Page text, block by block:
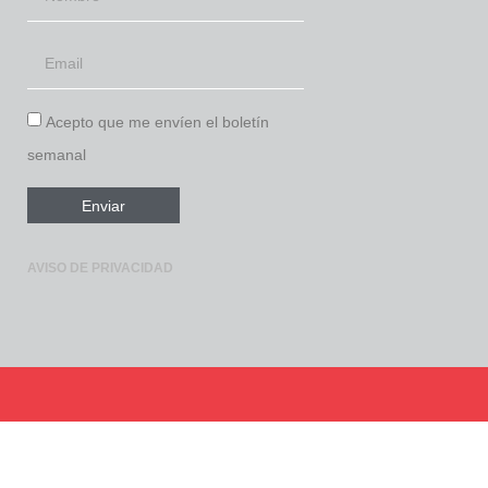
Acepto que me envíen el boletín
semanal
Enviar
AVISO DE PRIVACIDAD